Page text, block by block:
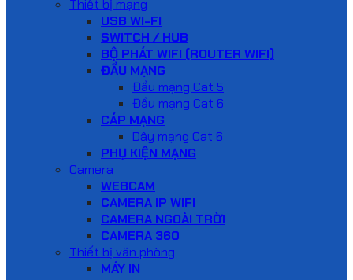
Thiết bị mạng
USB WI-FI
SWITCH / HUB
BỘ PHÁT WIFI (ROUTER WIFI)
ĐẦU MẠNG
Đầu mạng Cat 5
Đầu mạng Cat 6
CÁP MẠNG
Dây mạng Cat 6
PHỤ KIỆN MẠNG
Camera
WEBCAM
CAMERA IP WIFI
CAMERA NGOÀI TRỜI
CAMERA 360
Thiết bị văn phòng
MÁY IN